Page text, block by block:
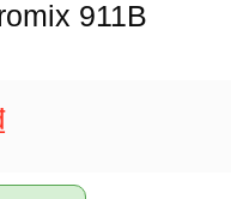
911B